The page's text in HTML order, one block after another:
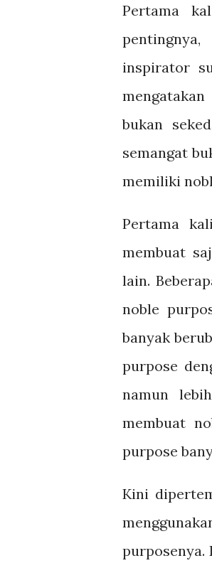
Pertama
inspirator
bukan
semangat
memiliki
Pertama
membuat
lain.
noble
banyak
purpose
namun
membuat
purpose
Kini
purposenya.